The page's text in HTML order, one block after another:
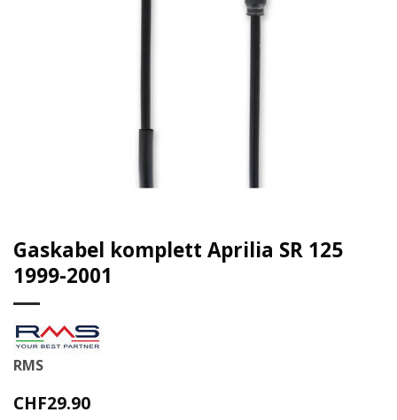
Gaskabel komplett Aprilia SR 125
1999-2001
RMS
CHF29.90